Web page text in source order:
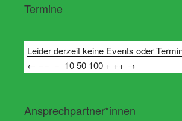
Termine
Leider derzeit keine Events oder
← −− − 1050 100 + ++ →
Ansprechpartner*innen